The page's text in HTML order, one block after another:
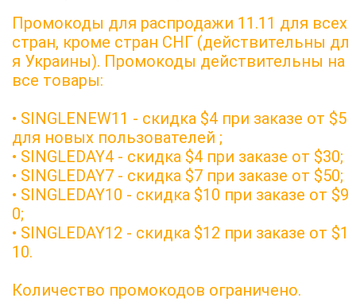
Промокоды для распродажи 11.11 для всех
стран, кроме стран СНГ (действительны дл
я Украины). Промокоды действительны на
все товары:
• SINGLENEW11 - скидка $4 при заказе от $5
для новых пользователей ;
• SINGLEDAY4 - скидка $4 при заказе от $30;
• SINGLEDAY7 - скидка $7 при заказе от $50;
• SINGLEDAY10 - скидка $10 при заказе от $9
0;
• SINGLEDAY12 - скидка $12 при заказе от $1
10.
Количество промокодов ограничено.